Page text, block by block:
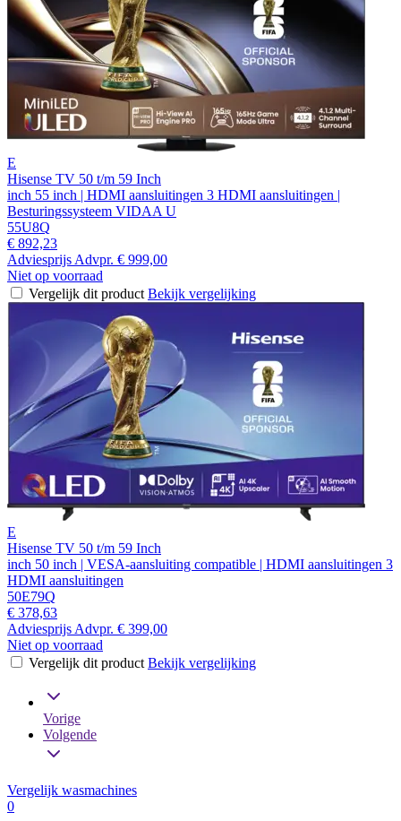
E
Hisense TV 50 t/m 59 Inch
inch 55 inch | HDMI aansluitingen 3 HDMI aansluitingen |
Besturingssysteem VIDAA U
55U8Q
€ 892,23
Adviesprijs Advpr. € 999,00
Niet op voorraad
Vergelijk dit product Bekijk vergelijking
E
Hisense TV 50 t/m 59 Inch
inch 50 inch | VESA-aansluiting compatible | HDMI aansluitingen 3
HDMI aansluitingen
50E79Q
€ 378,63
Adviesprijs Advpr. € 399,00
Niet op voorraad
Vergelijk dit product Bekijk vergelijking
Vorige
Volgende
Vergelijk wasmachines
0